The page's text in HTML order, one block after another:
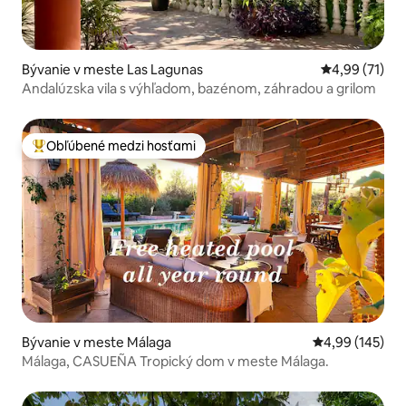
Bývanie v meste Las Lagunas Priemerné
4,99 (71)
Andalúzska vila s výhľadom, bazénom, záhradou a grilom
Najobľúbenejšie medzi hosťami
Obľúbené medzi hosťami
Bývanie v meste Málaga Priemerné
4,99 (145)
Málaga, CASUEÑA Tropický dom v meste Málaga.